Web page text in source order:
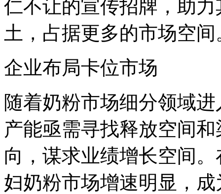
仁不让的宣传招牌，助
土，占据更多的市场空间
企业布局卡位市场
随着奶粉市场细分领域
产能亟需寻找释放空间
向，谋求业绩增长空间
妇奶粉市场增速明显，